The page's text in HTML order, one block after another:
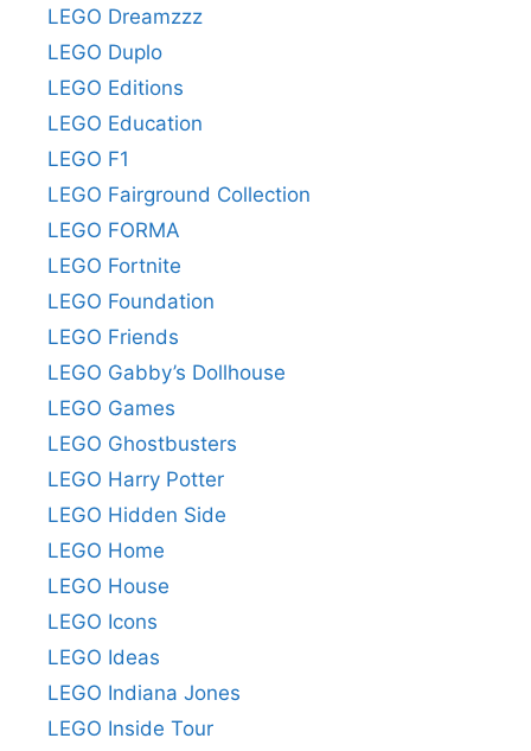
LEGO Dreamzzz
LEGO Duplo
LEGO Editions
LEGO Education
LEGO F1
LEGO Fairground Collection
LEGO FORMA
LEGO Fortnite
LEGO Foundation
LEGO Friends
LEGO Gabby’s Dollhouse
LEGO Games
LEGO Ghostbusters
LEGO Harry Potter
LEGO Hidden Side
LEGO Home
LEGO House
LEGO Icons
LEGO Ideas
LEGO Indiana Jones
LEGO Inside Tour